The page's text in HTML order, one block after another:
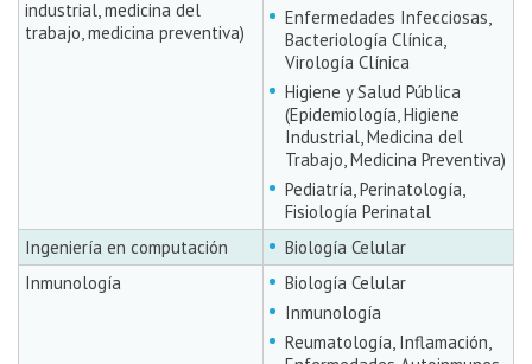
industrial, medicina del
trabajo, medicina preventiva)
Enfermedades Infecciosas,
Bacteriología Clínica,
Virología Clínica
Higiene y Salud Pública
(Epidemiología, Higiene
Industrial, Medicina del
Trabajo, Medicina Preventiva)
Pediatría, Perinatología,
Fisiología Perinatal
Ingeniería en computación
Biología Celular
Inmunología
Biología Celular
Inmunología
Reumatología, Inflamación,